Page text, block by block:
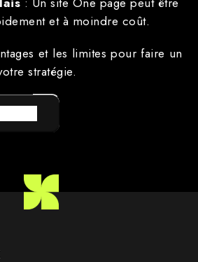
et à moindre coût.
et les limites pour faire un
stratégie.